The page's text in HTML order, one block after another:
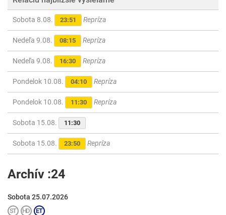
Sobota 8.08. 23:51 Repríza
Nedeľa 9.08. 08:15 Repríza
Nedeľa 9.08. 16:30 Repríza
Pondelok 10.08. 04:10 Repríza
Pondelok 10.08. 11:30 Repríza
Sobota 15.08. 11:30
Sobota 15.08. 23:50 Repríza
Archív :24
Sobota 25.07.2026